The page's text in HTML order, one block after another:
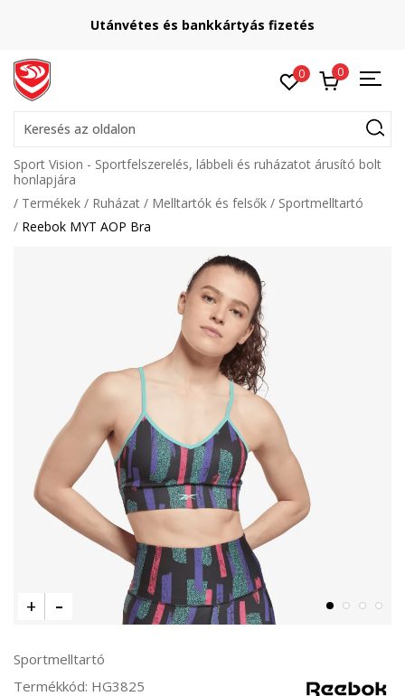
Utánvétes és bankkártyás fizetés
0 0
Keresés az oldalon
Sport Vision - Sportfelszerelés, lábbeli és ruházatot árusító bolt
honlapjára
Termékek
Ruházat Melltartók és felsők
Sportmelltartó
Reebok MYT AOP Bra
Sportmelltartó
Termékkód: HG3825